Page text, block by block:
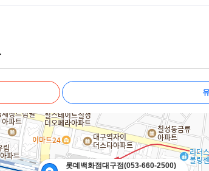
롯데백화점대구점(053-660-2500)